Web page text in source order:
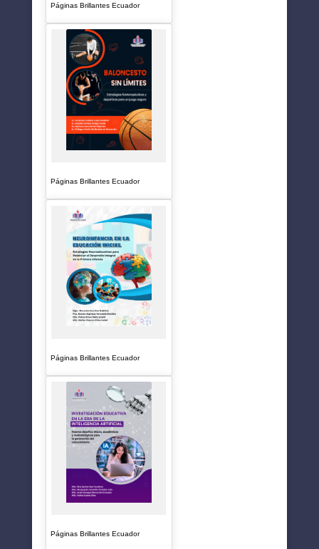
Páginas Brillantes Ecuador
Páginas Brillantes Ecuador
Páginas Brillantes Ecuador
Páginas Brillantes Ecuador